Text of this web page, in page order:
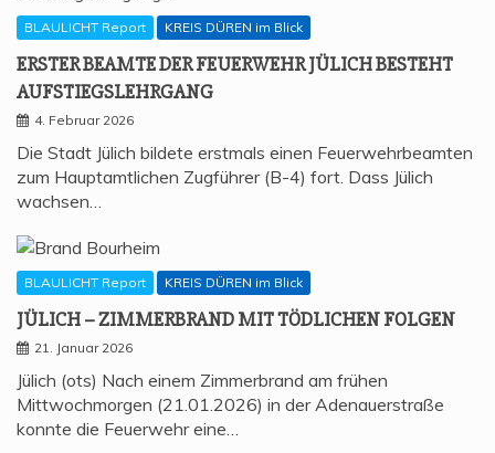
BLAULICHT Report KREIS DÜREN im Blick
ERS­TER BEAM­TE DER FEU­ER­WEHR JÜLICH BESTEHT
AUFSTIEGSLEHRGANG
4. Februar 2026
Die Stadt Jülich bildete erstmals einen Feuerwehrbeamten
zum Hauptamtlichen Zugführer (B-4) fort. Dass Jülich
wachsen…
BLAULICHT Report KREIS DÜREN im Blick
JÜLICH – ZIM­MER­BRAND MIT TÖD­LI­CHEN FOLGEN
21. Januar 2026
Jülich (ots) Nach einem Zimmerbrand am frühen
Mittwochmorgen (21.01.2026) in der Adenauerstraße
konnte die Feuerwehr eine…